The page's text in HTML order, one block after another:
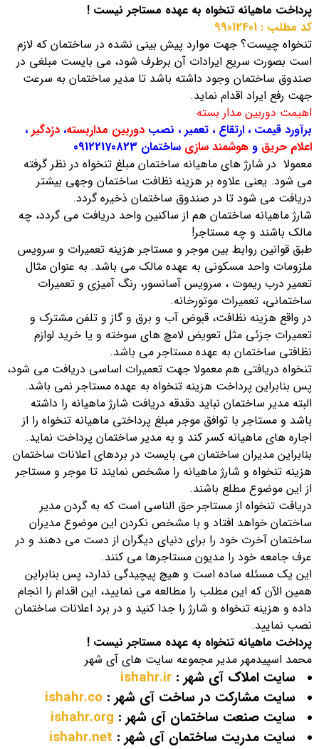
پرداخت ماهیانه تنخواه به عهده مستاجر نیست !
کد مطلب : 99012401
تنخواه چیست؟ جهت موارد پیش بینی نشده در ساختمان که لازم
است بصورت سریع ایرادات آن برطرف شود، می بایست مبلغی در
صندوق ساختمان وجود داشته باشد تا مدیر ساختمان به سرعت
جهت رفع ایراد اقدام نماید.
اهیمت دوربین مدار بسته
برآورد قیمت ، ارتقاع ، تعمیر ، نصب دوربین مداربسته، دزدگیر ،
اعلام حریق و هوشمند سازی ساختمان 09122170823
معمولا در شارژ های ماهیانه ساختمان مبلغ تنخواه در نظر گرفته
می شود. یعنی علاوه بر هزینه نظافت ساختمان وجهی بیشتر
دریافت می شود تا در صندوق ساختمان ذخیره گردد.
شارژ ماهیانه ساختمان هم از ساکنین واحد دریافت می گردد، چه
مالک باشند و چه مستاجر!
طبق قوانین روابط بین موجر و مستاجر هزینه تعمیرات و سرویس
ملزومات واحد مسکونی به عهده مالک می باشد. به عنوان مثال
تعمیر درب ریموت ، سرویس آسانسور، رنگ آمیزی و تعمیرات
ساختمانی، تعمیرات موتورخانه.
در واقع هزینه نظافت، قبوض آب و برق و گاز و تلفن مشترک و
تعمیرات جزئی مثل تعویض لامچ های سوخته و یا خرید لوازم
نظافتی ساختمان به عهده مستاجر می باشد.
تنخواه دریافتی هم معمولا جهت تعمیرات اساسی دریافت می شود،
پس بنابراین پرداخت هزینه تنخواه به عهده مستاجر نمی باشد.
البته مدیر ساختمان نباید دقدقه دریافت شارژ ماهیانه را داشته
باشد و مستاجر با توافق موجر مبلغ پرداختی ماهیانه تنخواه را از
اجاره های ماهیانه کسر کند و به مدیر ساختمان پرداخت نماید.
بنابراین مدیران ساختمان می بایست در بردهای اعلانات ساختمان
هزینه تنخواه و شارژ ماهیانه را مشخص نمایند تا موجر و مستاجر
از این موضوع مطلع باشند.
دریافت تنخواه از مستاجر حق الناسی است که به گردن مدیر
ساختمان خواهد افتاد و با مشخص نکردن این موضوع مدیران
ساختمان آخرت خود را برای دنیای دیگران از دست می دهند و در
عرف جامعه خود را مدیون مستاجرها می کنند.
این یک مسئله ساده است و هیچ پیچیدگی ندارد، پس بنابراین
همین الآن که این مطلب را مطالعه می نمایید، این اقدام را انجام
داده و هزینه تنخواه و شارژ را جدا کنید و در برد اعلانات ساختمان
نصب نمایید.
پرداخت ماهیانه تنخواه به عهده مستاجر نیست !
محمد اسپیدمهر مدیر مجموعه سایت های آی شهر
سایت املاک آی شهر : ishahr.ir
سایت مشارکت در ساخت آی شهر : ishahr.co
سایت صنعت ساختمان آی شهر : ishahr.org
سایت مدریت ساختمان آی شهر : ishahr.net